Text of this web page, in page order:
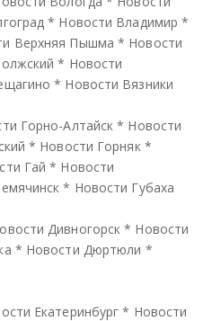
* Новости Владимир *
Верхняя Пышма * Новости
* Новости
* Новости Вязники
Горно-Алтайск * Новости
* Новости Горняк *
Гай * Новости
* Новости Губаха
Дивногорск * Новости
* Новости Дюртюли *
Екатеринбург * Новости